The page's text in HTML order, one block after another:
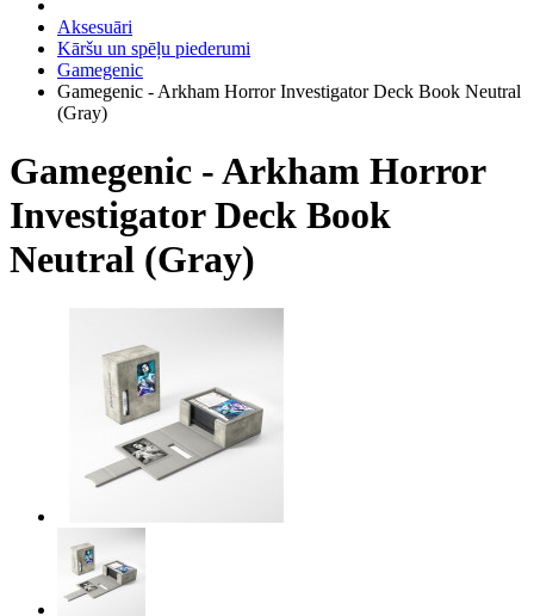
Aksesuāri
Kāršu un spēļu piederumi
Gamegenic
Gamegenic - Arkham Horror Investigator Deck Book Neutral
(Gray)
Gamegenic - Arkham Horror
Investigator Deck Book
Neutral (Gray)